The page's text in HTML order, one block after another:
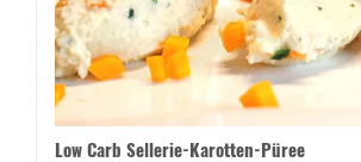
Low Carb Sellerie-Karotten-Püree